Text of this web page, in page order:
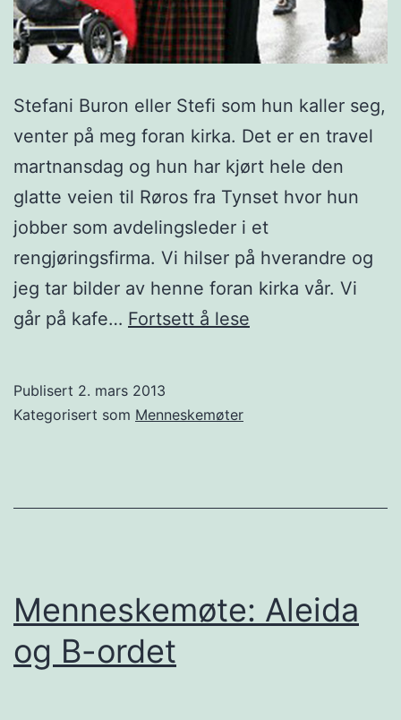
Stefani Buron eller Stefi som hun kaller seg,
venter på meg foran kirka. Det er en travel
martnansdag og hun har kjørt hele den
glatte veien til Røros fra Tynset hvor hun
jobber som avdelingsleder i et
rengjøringsfirma. Vi hilser på hverandre og
jeg tar bilder av henne foran kirka vår. Vi
går på kafe… Fortsett å lese
Publisert 2. mars 2013
Kategorisert som Menneskemøter
Menneskemøte: Aleida
og B-ordet